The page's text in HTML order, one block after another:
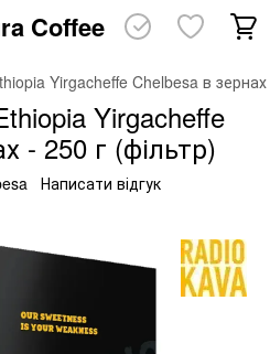
Coffee
Yirgacheffe Chelbesa в
Yirgacheffe
- 250 г (фільтр)
Написати відгук